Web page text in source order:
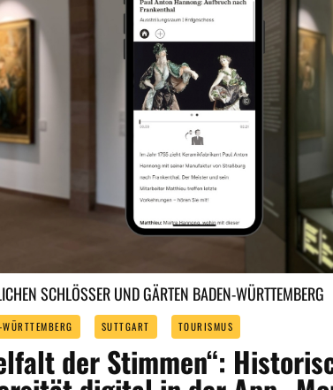
SCHLÖSSER UND GÄRTEN BADEN-WÜRTTEMBERG
SUTTGART TOURISMUS
der Stimmen“: